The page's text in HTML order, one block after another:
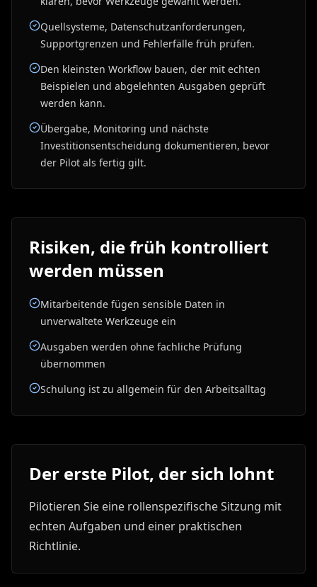
Quellsysteme, Datenschutzanforderungen,
Supportgrenzen und Fehlerfälle früh prüfen.
Den kleinsten Workflow bauen, der mit echten
Beispielen und abgelehnten Ausgaben geprüft
werden kann.
Übergabe, Monitoring und nächste
Investitionsentscheidung dokumentieren, bevor
der Pilot als fertig gilt.
Risiken, die früh kontrolliert
werden müssen
Mitarbeitende fügen sensible Daten in
unverwaltete Werkzeuge ein
Ausgaben werden ohne fachliche Prüfung
übernommen
Schulung ist zu allgemein für den Arbeitsalltag
Der erste Pilot, der sich lohnt
Pilotieren Sie eine rollenspezifische Sitzung mit
echten Aufgaben und einer praktischen
Richtlinie.